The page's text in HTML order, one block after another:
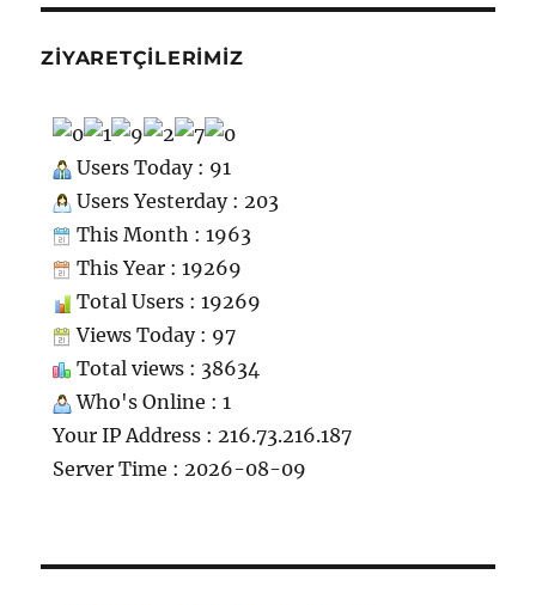
için
ZIYARETÇILERIMIZ
Users Today : 91
Users Yesterday : 203
This Month : 1963
This Year : 19269
Total Users : 19269
Views Today : 97
Total views : 38634
Who's Online : 1
Your IP Address : 216.73.216.187
Server Time : 2026-08-09